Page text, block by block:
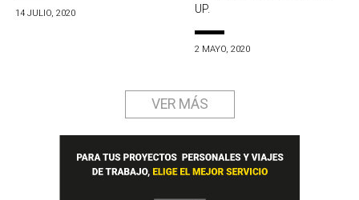
14 JULIO, 2020
UP.
2 MAYO, 2020
VER MÁS